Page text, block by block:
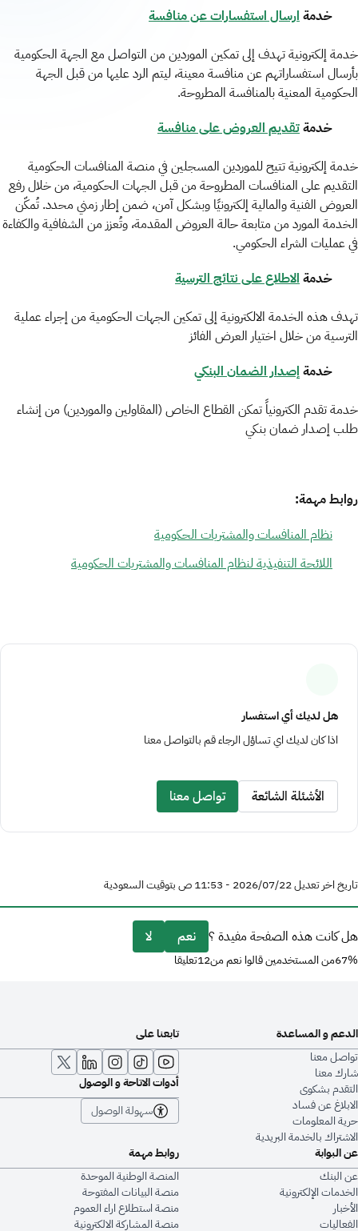
خدمةارسال استفسارات عن منافسة
خدمة إلكترونية تهدف إلى تمكين الموردين من التواصل مع الجهة الحكومية
بأرسال استفساراتهم عن منافسة معينة، ليتم الرد عليها من قبل الجهة
الحكومية المعنية بالمنافسة المطروحة.
خدمةتقديم العروض على منافسة
خدمة إلكترونية تتيح للموردين المسجلين في منصة المنافسات الحكومية
التقديم على المنافسات المطروحة من قبل الجهات الحكومية، من خلال رفع
العروض الفنية والمالية إلكترونيًا وبشكل آمن، ضمن إطار زمني محدد. تُمكّن
الخدمة المورد من متابعة حالة العروض المقدمة، وتُعزز من الشفافية والكفاءة
في عمليات الشراء الحكومي.
خدمةالاطلاع على نتائج الترسية
تهدف هذه الخدمة الالكترونية إلى تمكين الجهات الحكومية من إجراء عملية
الترسية من خلال اختيار العرض الفائز
خدمةإصدار الضمان البنكي
خدمة تقدم الكترونياً تمكن القطاع الخاص (المقاولين والموردين) من إنشاء
طلب إصدار ضمان بنكي
روابط مهمة:
نظام المنافسات والمشتريات الحكومية
اللائحة التنفيذية لنظام المنافسات والمشتريات الحكومية
ﻫﻞ ﻟﺪﻳﻚ أي اﺳﺘﻔﺴﺎر
اذا ﻛﺎن ﻟﺪﻳﻚ اي ﺗﺴﺎؤل اﻟﺮﺟﺎء ﻗﻢ ﺑﺎﻟﺘﻮاﺻﻞ ﻣﻌﻨﺎ
الأشئلة الشائعة تواصل معنا
تاريخ اخر تعديل 22‏/07‏/2026 - 11:53 ص بتوقيت السعودية
هل كانت هذه الصفحة مفيدة ؟ نعم لا
67%من المستخدمين قالوا نعم من12تعليقا
عن البوابة
عن البنك
الخدمات الإلكترونية
الأخبار
الفعاليات
روابط مهمة
المنصة الوطنية الموحدة
منصة البيانات المفتوحة
منصة استطلاع اراء العموم
منصة المشاركة الالكترونية
الدعم و المساعدة
تواصل معنا
شارك معنا
التقدم بشكوى
الابلاغ عن فساد
حرية المعلومات
الاشتراك بالخدمة البريدية
تابعنا على
أدوات الاتاحة و الوصول
سهولة الوصول